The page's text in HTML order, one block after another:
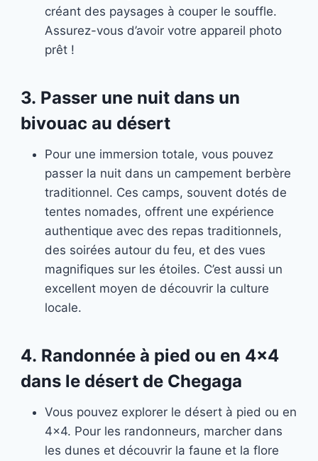
créant des paysages à couper le souffle.
Assurez-vous d’avoir votre appareil photo
prêt !
3. Passer une nuit dans un
bivouac au désert
Pour une immersion totale, vous pouvez
passer la nuit dans un campement berbère
traditionnel. Ces camps, souvent dotés de
tentes nomades, offrent une expérience
authentique avec des repas traditionnels,
des soirées autour du feu, et des vues
magnifiques sur les étoiles. C’est aussi un
excellent moyen de découvrir la culture
locale.
4. Randonnée à pied ou en 4×4
dans le désert de Chegaga
Vous pouvez explorer le désert à pied ou en
4×4. Pour les randonneurs, marcher dans
les dunes et découvrir la faune et la flore